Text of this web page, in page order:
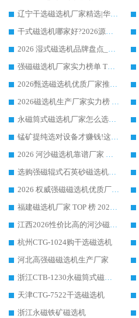
辽宁干选磁选机厂家精选|华体会手机网页版-华体会(中国) 硬核实力领跑行业标杆
干式磁选机哪家好?2026源头厂家推荐_华体会手机网页版-华体会(中国) 强磁磁选机生产厂家
2026 湿式磁选机品牌盘点_华体会手机网页版-华体会(中国) _内行认可的靠谱厂家
强磁磁选机厂家实力榜单 TOP3：华体会手机网页版-华体会(中国) 稳居前列
2026甄选磁选机优质厂家推荐：潍坊华体会手机网页版-华体会(中国) ，凭实力稳居行业前列
2026磁选机生产厂家实力榜 TOP1：华体会手机网页版-华体会(中国) 凭什么成为行业喜欢选?
永磁筒式磁选机厂家怎么选?14 年老厂华体会手机网页版-华体会(中国) 凭实力出圈，这 5 大优势太圈粉
锰矿提纯选对设备才赚钱!这家临朐厂家的强磁辊磁选机凭啥成行业标杆?
2026 河沙磁选机靠谱厂家 华体会手机网页版-华体会(中国) 临朐大厂实地测评
选购强磁辊式石英砂磁选机技巧 实体源头厂家认准华体会手机网页版-华体会(中国)
2026 权威强磁磁选机优质厂家推荐：潍坊华体会手机网页版-华体会(中国) 凭实力领跑工业除铁提纯赛道
福建磁选机厂家 TOP 榜 2026：华体会手机网页版-华体会(中国) 凭 18000GS 强磁技术稳坐第一，这 5 家闭眼选不踩坑
江西2026性价比高的河沙磁选机生产厂家工作原理(通俗 + 专业双版，适配产品文案/介绍使用)
杭州CTG-1024购干选磁选机
河北高强磁磁选机生产厂家
浙江CTB-1230永磁筒式磁选机生产厂家
天津CTG-7522干选磁选机
浙江永磁铁矿磁选机